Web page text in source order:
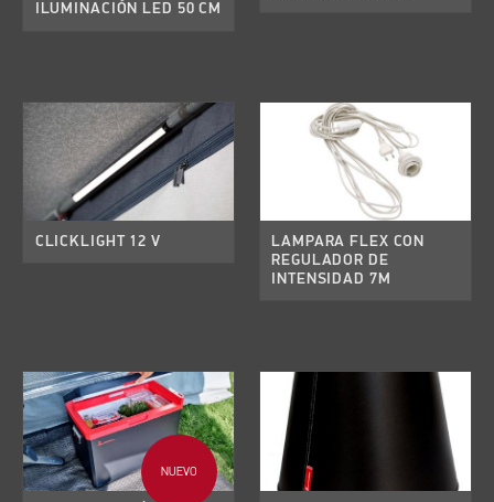
ILUMINACIÓN LED 50 CM
CLICKLIGHT 12 V
LAMPARA FLEX CON
REGULADOR DE
INTENSIDAD 7M
NUEVO